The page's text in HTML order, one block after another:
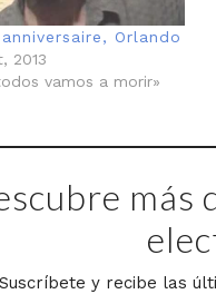
Orlando
2013
vamos a morir»
más
Suscríbete y recibe las